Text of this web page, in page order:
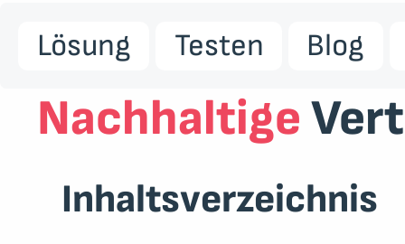
Lösung Testen Blog
Nachhaltige
Inhaltsverzeichnis